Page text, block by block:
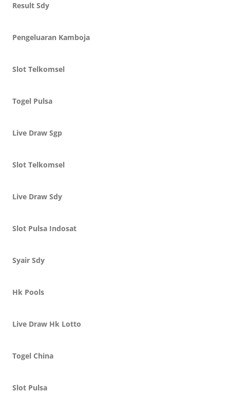
Result Sdy
Pengeluaran Kamboja
Slot Telkomsel
Togel Pulsa
Live Draw Sgp
Slot Telkomsel
Live Draw Sdy
Slot Pulsa Indosat
Syair Sdy
Hk Pools
Live Draw Hk Lotto
Togel China
Slot Pulsa